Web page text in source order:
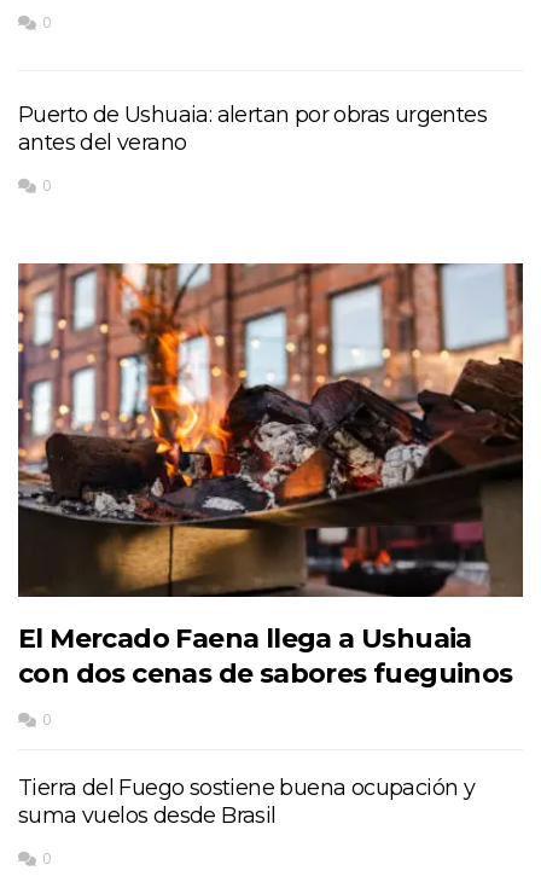
0
Puerto de Ushuaia: alertan por obras urgentes
antes del verano
0
El Mercado Faena llega a Ushuaia
con dos cenas de sabores fueguinos
0
Tierra del Fuego sostiene buena ocupación y
suma vuelos desde Brasil
0